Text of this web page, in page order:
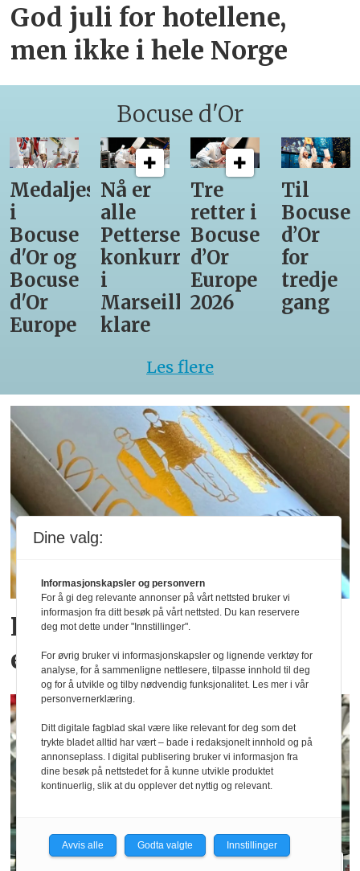
God juli for hotellene,
men ikke i hele Norge
Bocuse d'Or
Medaljestatistikk
i
Bocuse
d'Or og
Bocuse
d'Or
Europe
Nå er
alle
Pettersens
konkurrenter
i
Marseille
klare
Tre
retter i
Bocuse
d’Or
Europe
2026
Til
Bocuse
d’Or
for
tredje
gang
Les flere
Postgirobygget lanserer
egne viner
Dine valg:
Informasjonskapsler og personvern
For å gi deg relevante annonser på vårt nettsted bruker vi
informasjon fra ditt besøk på vårt nettsted. Du kan reservere
deg mot dette under "Innstillinger".
For øvrig bruker vi informasjonskapsler og lignende verktøy for
analyse, for å sammenligne nettlesere, tilpasse innhold til deg
og for å utvikle og tilby nødvendig funksjonalitet. Les mer i vår
personvernerklæring.
Ditt digitale fagblad skal være like relevant for deg som det
trykte bladet alltid har vært – bade i redaksjonelt innhold og på
annonseplass. I digital publisering bruker vi informasjon fra
dine besøk på nettstedet for å kunne utvikle produktet
kontinuerlig, slik at du opplever det nyttig og relevant.
Avvis alle Godta valgte Innstillinger